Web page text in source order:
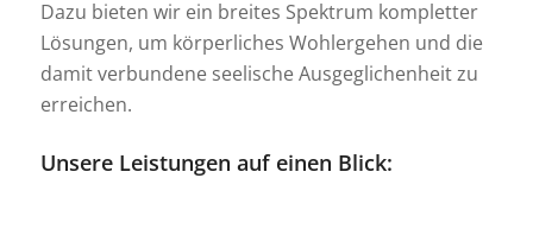
Dazu bieten wir ein breites Spektrum kompletter
Lösungen, um körperliches Wohlergehen und die
damit verbundene seelische Ausgeglichenheit zu
erreichen.
Unsere Leistungen auf einen Blick: